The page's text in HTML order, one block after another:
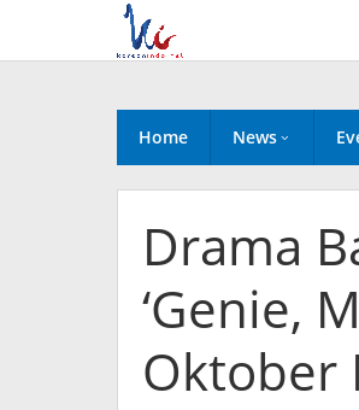
content
Home News
Drama
‘Genie,
Oktober